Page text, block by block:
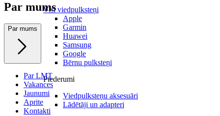
Visi viedpulksteņi
Apple
Garmin
Huawei
Samsung
Google
Bērnu pulksteņi
Piederumi
Viedpulksteņu aksesuāri
Lādētāji un adapteri
Par mums
Par mums
Par LMT
Vakances
Jaunumi
Aprite
Kontakti